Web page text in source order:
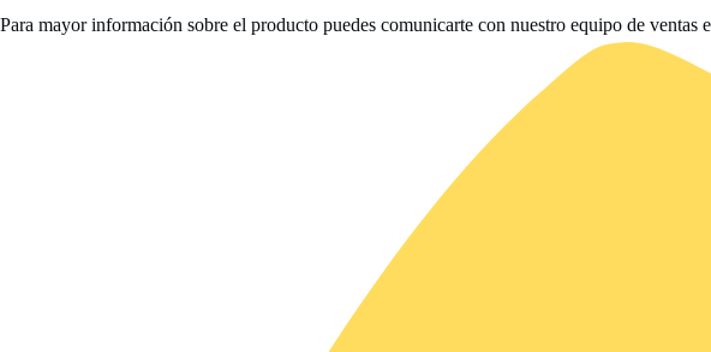
Para mayor información sobre el producto puedes comunicarte con nuestro equipo de ventas